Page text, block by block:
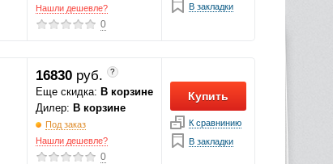
Нашли дешевле?
0
В закладки
16830 руб. ?
Еще скидка: В корзине
Дилер: В корзине
Под заказ
Нашли дешевле?
0
Купить
К сравнинию
В закладки